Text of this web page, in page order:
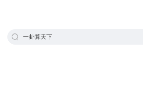
一卦算天下